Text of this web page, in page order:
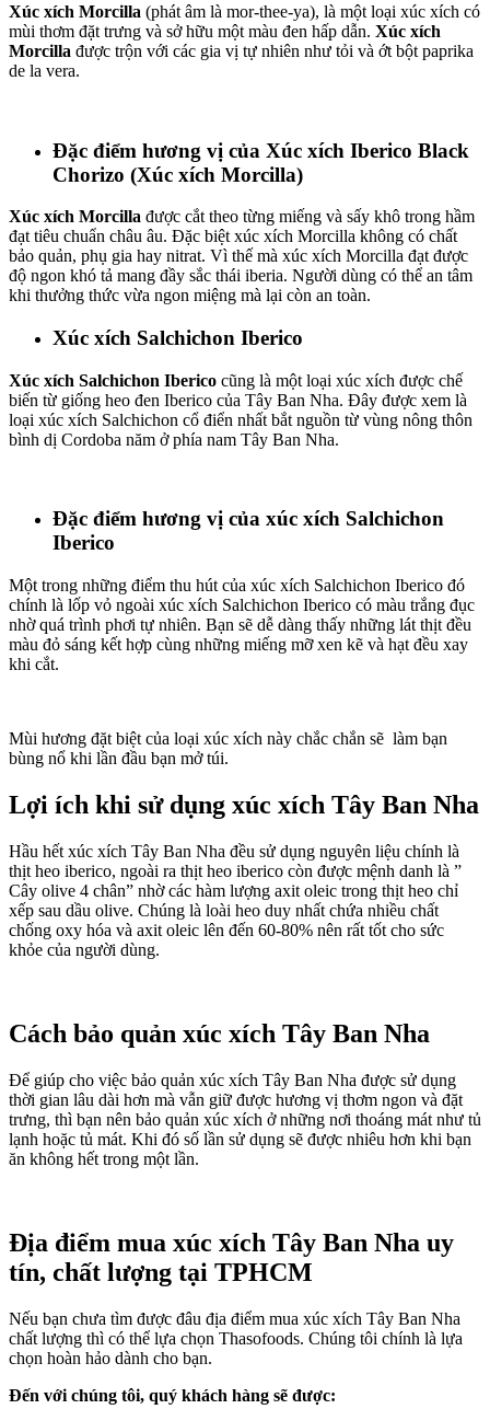
Xúc xích Morcilla (phát âm là mor-thee-ya), là một loại xúc xích có
mùi thơm đặt trưng và sở hữu một màu đen hấp dẫn. Xúc xích
Morcilla được trộn với các gia vị tự nhiên như tỏi và ớt bột paprika
de la vera.
Đặc điểm hương vị của Xúc xích Iberico Black
Chorizo (Xúc xích Morcilla)
Xúc xích Morcilla được cắt theo từng miếng và sấy khô trong hầm
đạt tiêu chuẩn châu âu. Đặc biệt xúc xích Morcilla không có chất
bảo quản, phụ gia hay nitrat. Vì thế mà xúc xích Morcilla đạt được
độ ngon khó tả mang đầy sắc thái iberia. Người dùng có thể an tâm
khi thưởng thức vừa ngon miệng mà lại còn an toàn.
Xúc xích Salchichon Iberico
Xúc xích Salchichon Iberico cũng là một loại xúc xích được chế
biến từ giống heo đen Iberico của Tây Ban Nha. Đây được xem là
loại xúc xích Salchichon cổ điển nhất bắt nguồn từ vùng nông thôn
bình dị Cordoba năm ở phía nam Tây Ban Nha.
Đặc điểm hương vị của xúc xích Salchichon
Iberico
Một trong những điểm thu hút của xúc xích Salchichon Iberico đó
chính là lốp vỏ ngoài xúc xích Salchichon Iberico có màu trắng đục
nhờ quá trình phơi tự nhiên. Bạn sẽ dễ dàng thấy những lát thịt đều
màu đỏ sáng kết hợp cùng những miếng mỡ xen kẽ và hạt đều xay
khi cắt.
Mùi hương đặt biệt của loại xúc xích này chắc chắn sẽ làm bạn
bùng nổ khi lần đầu bạn mở túi.
Lợi ích khi sử dụng xúc xích Tây Ban Nha
Hầu hết xúc xích Tây Ban Nha đều sử dụng nguyên liệu chính là
thịt heo iberico, ngoài ra thịt heo iberico còn được mệnh danh là ”
Cây olive 4 chân” nhờ các hàm lượng axit oleic trong thịt heo chỉ
xếp sau dầu olive. Chúng là loài heo duy nhất chứa nhiều chất
chống oxy hóa và axit oleic lên đến 60-80% nên rất tốt cho sức
khỏe của người dùng.
Cách bảo quản xúc xích Tây Ban Nha
Để giúp cho việc bảo quản xúc xích Tây Ban Nha được sử dụng
thời gian lâu dài hơn mà vẫn giữ được hương vị thơm ngon và đặt
trưng, thì bạn nên bảo quản xúc xích ở những nơi thoáng mát như tủ
lạnh hoặc tủ mát. Khi đó số lần sử dụng sẽ được nhiêu hơn khi bạn
ăn không hết trong một lần.
Địa điểm mua xúc xích Tây Ban Nha uy
tín, chất lượng tại TPHCM
Nếu bạn chưa tìm được đâu địa điểm mua xúc xích Tây Ban Nha
chất lượng thì có thể lựa chọn Thasofoods. Chúng tôi chính là lựa
chọn hoàn hảo dành cho bạn.
Đến với chúng tôi, quý khách hàng sẽ được: